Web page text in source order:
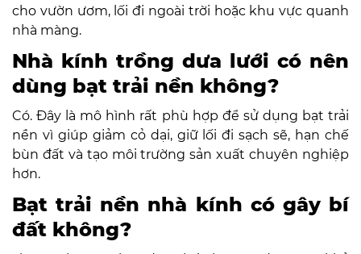
cho vườn ươm, lối đi ngoài trời hoặc khu vực quanh
nhà màng.
Nhà kính trồng dưa lưới có nên
dùng bạt trải nền không?
Có. Đây là mô hình rất phù hợp để sử dụng bạt trải
nền vì giúp giảm cỏ dại, giữ lối đi sạch sẽ, hạn chế
bùn đất và tạo môi trường sản xuất chuyên nghiệp
hơn.
Bạt trải nền nhà kính có gây bí
đất không?